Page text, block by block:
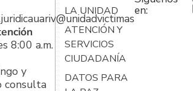
8:00 a.m.
y
consulta
LA UNIDAD
ATENCIÓN Y
SERVICIOS
CIUDADANÍA
DATOS PARA
en: